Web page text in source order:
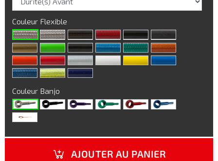
Couleur Flexible
Couleur Banjo
AJOUTER AU PANIER